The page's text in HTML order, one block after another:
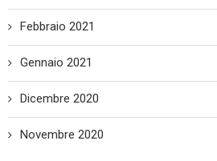
Febbraio 2021
Gennaio 2021
Dicembre 2020
Novembre 2020